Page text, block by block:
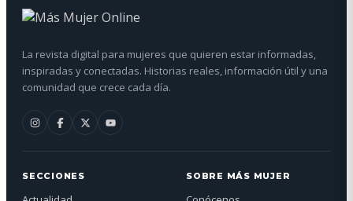
La revista digital para mujeres que quieren estar informadas,
inspiradas y conectadas. Historias reales, información útil y una
comunidad que crece cada día.
SECCIONES SOBRE MÁS MUJER